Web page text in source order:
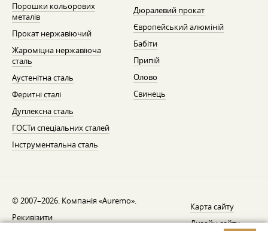
Порошки кольорових
металів
Прокат нержавіючий
Жароміцна нержавіюча
сталь
Аустенітна сталь
Феритні сталі
Дуплексна сталь
ГОСТи спеціальних сталей
Інструментальна сталь
Дюралевий прокат
Європейський алюміній
Бабіти
Припій
Олово
Свинець
© 2007–2026. Компанія «Auremo».
Рекивізити
Карта сайту
Дизайн сайту —